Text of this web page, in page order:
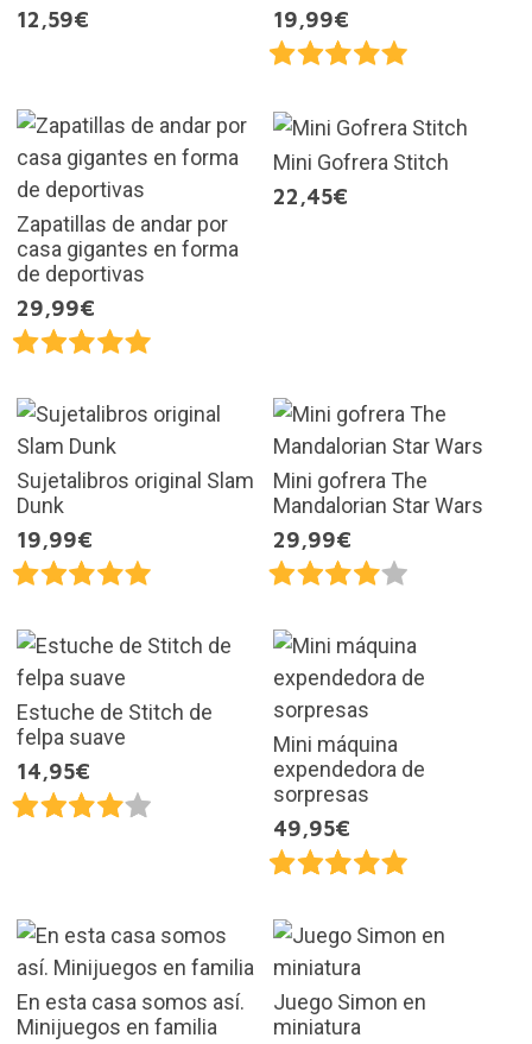
12,59€
19,99€
Zapatillas de andar por
casa gigantes en forma
de deportivas
29,99€
Mini Gofrera Stitch
22,45€
Sujetalibros original Slam
Dunk
19,99€
Mini gofrera The
Mandalorian Star Wars
29,99€
Estuche de Stitch de
felpa suave
14,95€
Mini máquina
expendedora de
sorpresas
49,95€
En esta casa somos así.
Minijuegos en familia
Juego Simon en
miniatura